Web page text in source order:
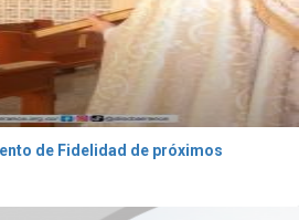
de Fidelidad de próximos